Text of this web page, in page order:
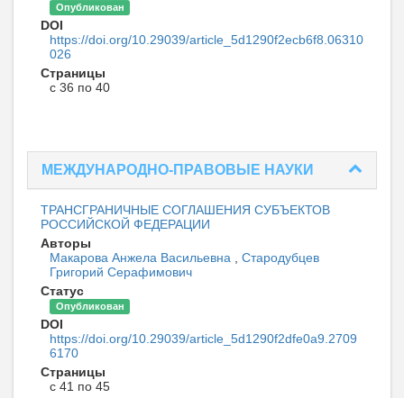
Опубликован
DOI
https://doi.org/10.29039/article_5d1290f2ecb6f8.06310
026
Страницы
с 36 по 40
МЕЖДУНАРОДНО-ПРАВОВЫЕ НАУКИ
ТРАНСГРАНИЧНЫЕ СОГЛАШЕНИЯ СУБЪЕКТОВ
РОССИЙСКОЙ ФЕДЕРАЦИИ
Авторы
Макарова Анжела Васильевна
Стародубцев
Григорий Серафимович
Статус
Опубликован
DOI
https://doi.org/10.29039/article_5d1290f2dfe0a9.2709
6170
Страницы
с 41 по 45